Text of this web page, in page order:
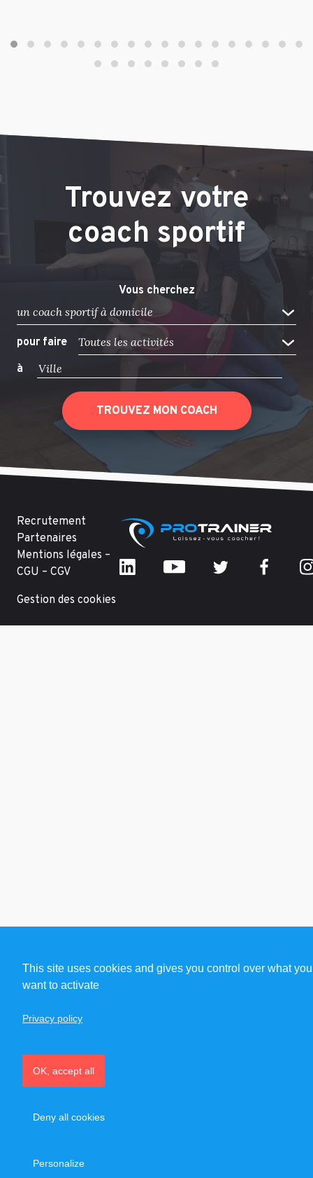
Trouvez votre
coach sportif
Vous cherchez
un coach sportif à domicile
pour faire
Toutes les activités
à
TROUVEZ MON COACH
Recrutement
Partenaires
Mentions légales –
CGU – CGV
Gestion des cookies
This site uses cookies and gives you control over what you
want to activate
OK, accept all
Deny all cookies
Personalize
Privacy policy